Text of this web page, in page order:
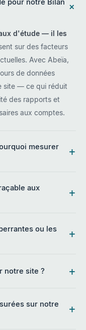
pour notre Bilan +
d'étude — il les
sur des facteurs
Avec Abeïa,
de données
site — ce qui réduit
des rapports et
aux comptes.
mesurer
+
aux
+
ou les
+
notre site ? +
sur notre
+